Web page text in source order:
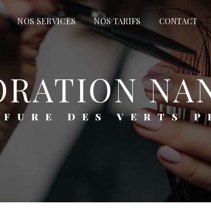
NOS SERVICES NOS TARIFS CONTACT
DES VERTS